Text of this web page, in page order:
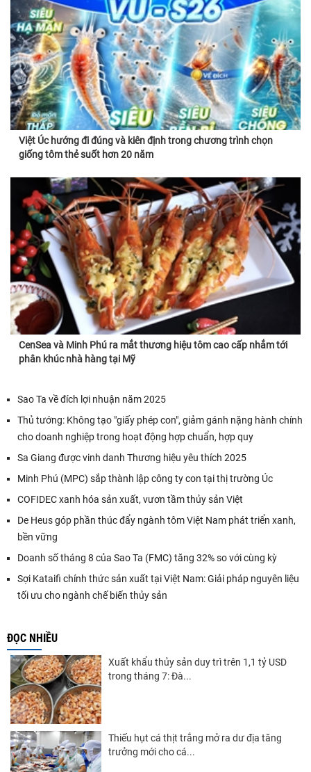
Việt Úc hướng đi đúng và kiên định trong chương trình chọn
giống tôm thẻ suốt hơn 20 năm
CenSea và Minh Phú ra mắt thương hiệu tôm cao cấp nhắm tới
phân khúc nhà hàng tại Mỹ
Sao Ta về đích lợi nhuận năm 2025
Thủ tướng: Không tạo "giấy phép con", giảm gánh nặng hành chính
cho doanh nghiệp trong hoạt động hợp chuẩn, hợp quy
Sa Giang được vinh danh Thương hiệu yêu thích 2025
Minh Phú (MPC) sắp thành lập công ty con tại thị trường Úc
COFIDEC xanh hóa sản xuất, vươn tầm thủy sản Việt
De Heus góp phần thúc đẩy ngành tôm Việt Nam phát triển xanh,
bền vững
Doanh số tháng 8 của Sao Ta (FMC) tăng 32% so với cùng kỳ
Sợi Kataifi chính thức sản xuất tại Việt Nam: Giải pháp nguyên liệu
tối ưu cho ngành chế biến thủy sản
ĐỌC NHIỀU
Xuất khẩu thủy sản duy trì trên 1,1 tỷ USD
trong tháng 7: Đà...
Thiếu hụt cá thịt trắng mở ra dư địa tăng
trưởng mới cho cá...